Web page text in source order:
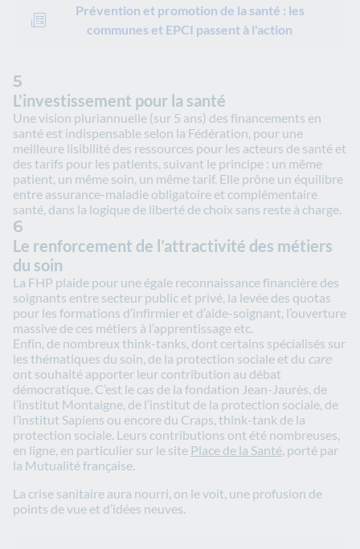
Prévention et promotion de la santé : les
communes et EPCI passent à l'action
5
L’investissement pour la santé
Une vision pluriannuelle (sur 5 ans) des financements en
santé est indispensable selon la Fédération, pour une
meilleure lisibilité des ressources pour les acteurs de santé et
des tarifs pour les patients, suivant le principe : un même
patient, un même soin, un même tarif. Elle prône un équilibre
entre assurance-maladie obligatoire et complémentaire
santé, dans la logique de liberté de choix sans reste à charge.
6
Le renforcement de l’attractivité des métiers
du soin
La FHP plaide pour une égale reconnaissance financière des
soignants entre secteur public et privé, la levée des quotas
pour les formations d’infirmier et d’aide-soignant, l’ouverture
massive de ces métiers à l’apprentissage etc.
Enfin, de nombreux think-tanks, dont certains spécialisés sur
les thématiques du soin, de la protection sociale et du care
ont souhaité apporter leur contribution au débat
démocratique. C’est le cas de la fondation Jean-Jaurès, de
l’institut Montaigne, de l’institut de la protection sociale, de
l’institut Sapiens ou encore du Craps, think-tank de la
protection sociale. Leurs contributions ont été nombreuses,
en ligne, en particulier sur le site Place de la Santé, porté par
la Mutualité française.
La crise sanitaire aura nourri, on le voit, une profusion de
points de vue et d’idées neuves.